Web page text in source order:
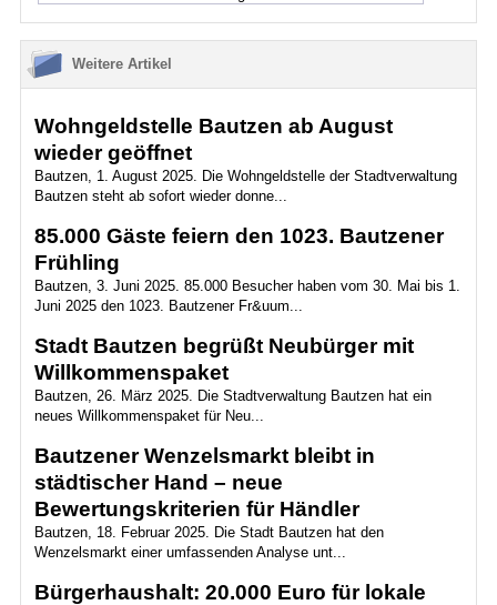
Weitere Artikel
Wohngeldstelle Bautzen ab August
wieder geöffnet
Bautzen, 1. August 2025. Die Wohngeldstelle der Stadtverwaltung
Bautzen steht ab sofort wieder donne...
85.000 Gäste feiern den 1023. Bautzener
Frühling
Bautzen, 3. Juni 2025. 85.000 Besucher haben vom 30. Mai bis 1.
Juni 2025 den 1023. Bautzener Fr&uum...
Stadt Bautzen begrüßt Neubürger mit
Willkommenspaket
Bautzen, 26. März 2025. Die Stadtverwaltung Bautzen hat ein
neues Willkommenspaket für Neu...
Bautzener Wenzelsmarkt bleibt in
städtischer Hand – neue
Bewertungskriterien für Händler
Bautzen, 18. Februar 2025. Die Stadt Bautzen hat den
Wenzelsmarkt einer umfassenden Analyse unt...
Bürgerhaushalt: 20.000 Euro für lokale